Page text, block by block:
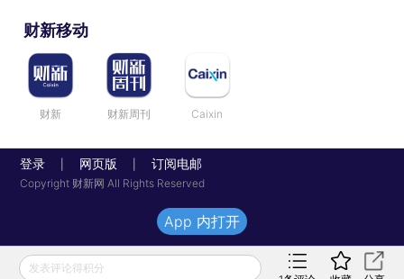
财新移动
财新 财新周刊 Caixin
登录 网页版 订阅电邮
Copyright 财新网 All Rights Reserved
发表评论得积分
App 内打开